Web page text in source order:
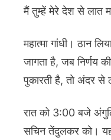
मैं तुम्हें मेरे देश से लात
महात्मा गांधी। ठान
जागता है, जब निर्णय
पुकारती है, तो अंदर से
रात को 3:00 बजे
सचिन तेंदुलकर को। यह